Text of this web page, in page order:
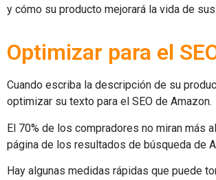
y cómo su producto mejorará la vida de
Optimizar para el
Cuando escriba la descripción de su
optimizar su texto para el SEO de Amazon.
El 70% de los compradores no miran más
página de los resultados de búsqueda de
Hay algunas medidas rápidas que puede